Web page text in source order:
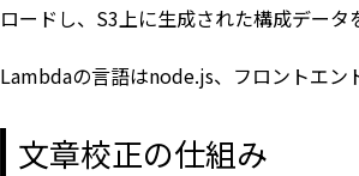
ロードし、S3上に生成された構成データ
Lambdaの言語はnode.js、フロントエン
文章校正の仕組み